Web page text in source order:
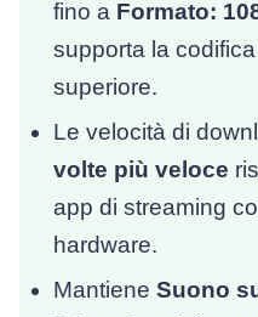
fino a Formato:
supporta la
superiore.
Le velocità di
volte più veloce
app di streaming
hardware.
MantieneSuono